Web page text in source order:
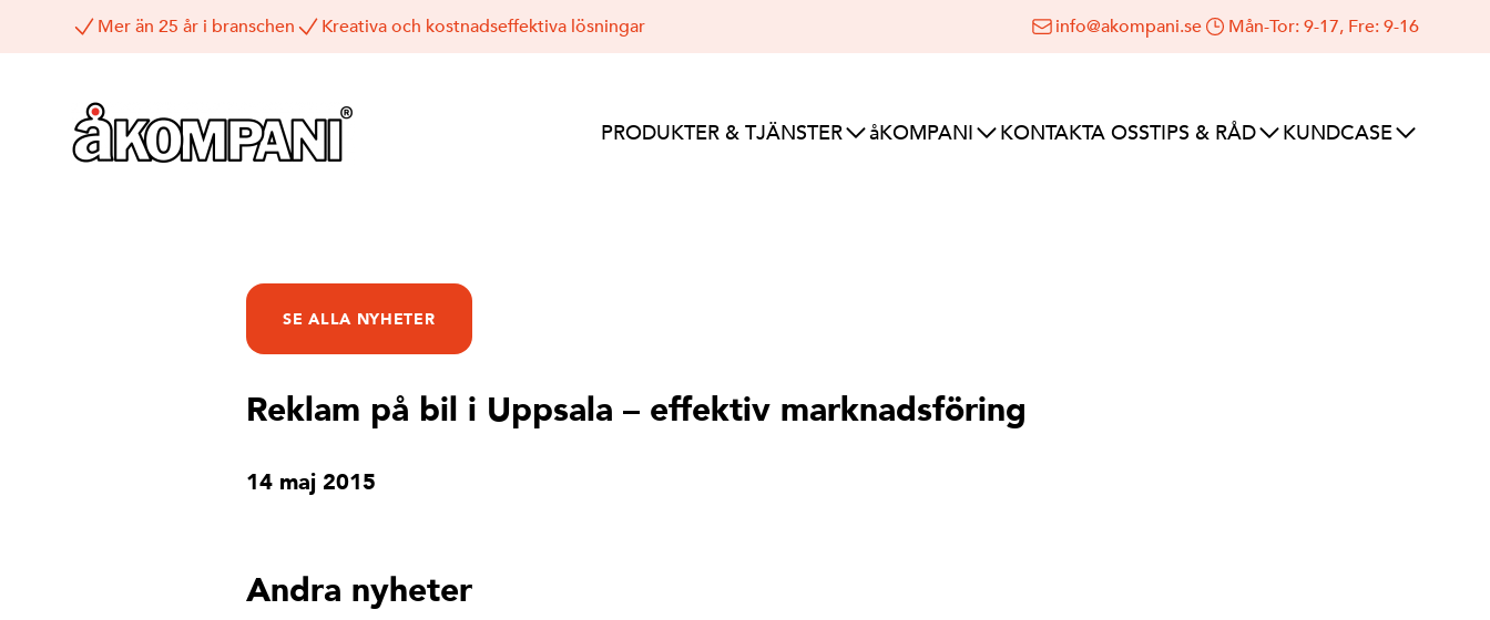
Mer än 25 år i branschen Kreativa och kostnadseffektiva lösningar info@akompani.se Mån-Tor: 9-17, Fre: 9-16
PRODUKTER & TJÄNSTER åKOMPANI KONTAKTA OSSTIPS & RÅD KUNDCASE
SE ALLA NYHETER
Reklam på bil i Uppsala – effektiv marknadsföring
14 maj 2015
Andra nyheter